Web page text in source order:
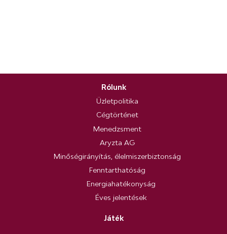
Rólunk
Üzletpolitika
Cégtörténet
Menedzsment
Aryzta AG
Minőségirányítás, élelmiszerbiztonság
Fenntarthatóság
Energiahatékonyság
Éves jelentések
Játék